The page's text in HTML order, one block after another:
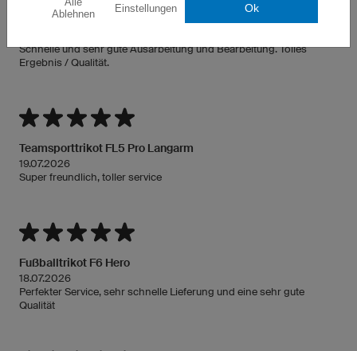
Fußballtrikot F3 Basic
Schnelle und sehr gute Ausarbeitung und Bearbeitung. Tolles
Ergebnis / Qualität.
Teamsporttrikot FL5 Pro Langarm
19.07.2026
Super freundlich, toller service
Fußballtrikot F6 Hero
18.07.2026
Perfekter Service, sehr schnelle Lieferung und eine sehr gute
Qualität
Ablehnen
Einstellungen Ok